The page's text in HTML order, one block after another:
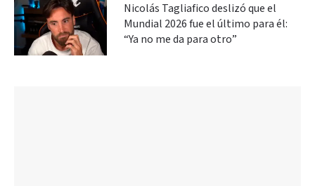
Nicolás Tagliafico deslizó que el
Mundial 2026 fue el último para él:
“Ya no me da para otro”